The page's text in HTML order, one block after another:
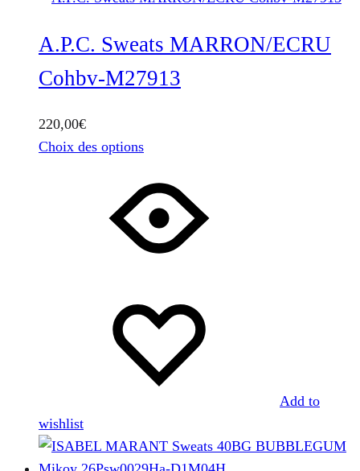
A.P.C. Sweats MARRON/ECRU
Cohbv-M27913
220,00€
Choix des optionsCe
a
plusieurs
variations.
Les
peuvent
être
choisies
sur
du
produit
Add to
wishlist